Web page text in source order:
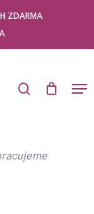
ZDARMA